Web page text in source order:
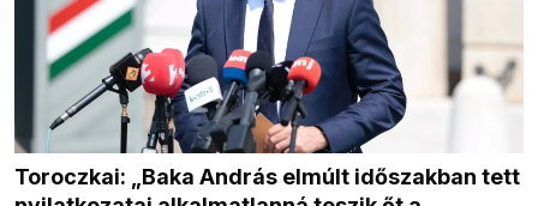
Toroczkai: „Baka András elmúlt időszakban tett